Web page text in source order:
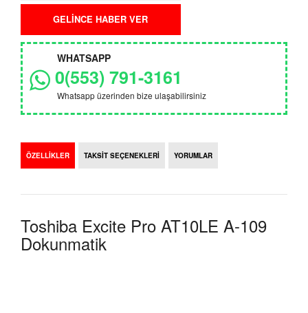
GELİNCE HABER VER
WHATSAPP
0(553) 791-3161
Whatsapp üzerinden bize ulaşabilirsiniz
ÖZELLİKLER TAKSİT SEÇENEKLERİ YORUMLAR
Toshiba Excite Pro AT10LE A-109
Dokunmatik